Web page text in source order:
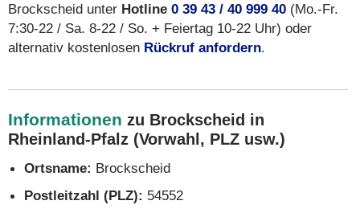
Brockscheid unter Hotline 0 39 43 / 40 999 40 (Mo.-Fr.
7:30-22 / Sa. 8-22 / So. + Feiertag 10-22 Uhr) oder
alternativ kostenlosen Rückruf anfordern.
Informationen zu Brockscheid in
Rheinland-Pfalz (Vorwahl, PLZ usw.)
Ortsname: Brockscheid
Postleitzahl (PLZ): 54552